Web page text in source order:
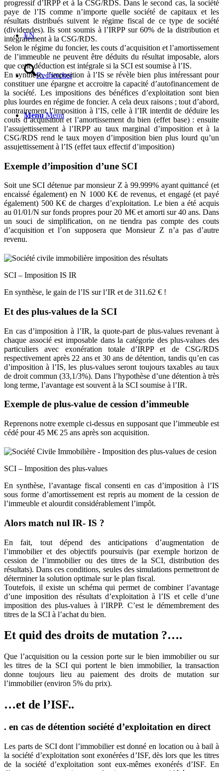
EN
Rechercher
Menu Menu
progressif d’IRPP et à la CSG/RDS. Dans le second cas, la société
paye de l’IS comme n’importe quelle société de capitaux et les
résultats distribués suivent le régime fiscal de ce type de société
(dividendes). Ils sont soumis à l’IRPP sur 60% de la distribution et
intégralement à la CSG/RDS.
Selon le régime du foncier, les couts d’acquisition et l’amortissement
de l’immeuble ne peuvent être déduits du résultat imposable, alors
que cette déduction est intégrale si la SCI est soumise à l’IS.
En synthèse, l’imposition à l’IS se révèle bien plus intéressant pour
constituer une épargne et accroitre la capacité d’autofinancement de
la société. Les impositions des bénéfices d’exploitation sont bien
plus lourdes en régime de foncier. A cela deux raisons ; tout d’abord,
contrairement l’imposition à l’IS, celle à l’IR interdit de déduire les
couts d’acquisition et l’amortissement du bien (effet base) : ensuite
l’assujettissement à l’IRPP au taux marginal d’imposition et à la
CSG/RDS rend le taux moyen d’imposition bien plus lourd qu’un
assujettissement à l’IS (effet taux effectif d’imposition)
Exemple d’imposition d’une SCI
Soit une SCI détenue par monsieur Z à 99.999% ayant quittancé (et
encaissé également) en N 1000 K€ de revenus, et engagé (et payé
également) 500 K€ de charges d’exploitation. Le bien a été acquis
au 01/01/N sur fonds propres pour 20 M€ et amorti sur 40 ans. Dans
un souci de simplification, on ne tiendra pas compte des couts
d’acquisition et l’on supposera que Monsieur Z n’a pas d’autre
revenu.
SCI – Imposition IS IR
En synthèse, le gain de l’IS sur l’IR et de 311.62 € !
Et des plus-values de la SCI
En cas d’imposition à l’IR, la quote-part de plus-values revenant à
chaque associé est imposable dans la catégorie des plus-values des
particuliers avec exonération totale d’IRPP et de CSG/RDS
respectivement après 22 ans et 30 ans de détention, tandis qu’en cas
d’imposition à l’IS, les plus-values seront toujours taxables au taux
de droit commun (33,1/3%). Dans l’hypothèse d’une détention à très
long terme, l’avantage est souvent à la SCI soumise à l’IR.
Exemple de plus-value de cession d’immeuble
Reprenons notre exemple ci-dessus en supposant que l’immeuble est
cédé pour 45 M€ 25 ans après son acquisition.
SCI – Imposition des plus-values
En synthèse, l’avantage fiscal consenti en cas d’imposition à l’IS
sous forme d’amortissement est repris au moment de la cession de
l’immeuble et alourdit considérablement l’impôt.
Alors match nul IR- IS ?
En fait, tout dépend des anticipations d’augmentation de
l’immobilier et des objectifs poursuivis (par exemple horizon de
cession de l’immobilier ou des titres de la SCI, distribution des
résultats). Dans ces conditions, seules des simulations permettront de
déterminer la solution optimale sur le plan fiscal.
Toutefois, il existe un schéma qui permet de combiner l’avantage
d’une imposition des résultats d’exploitation à l’IS et celle d’une
imposition des plus-values à l’IRPP. C’est le démembrement des
titres de la SCI à l’achat du bien.
Et quid des droits de mutation ?….
Que l’acquisition ou la cession porte sur le bien immobilier ou sur
les titres de la SCI qui portent le bien immobilier, la transaction
donne toujours lieu au paiement des droits de mutation sur
l’immobilier (environ 5% du prix).
…et de l’ISF..
. en cas de détention société d’exploitation en direct
Les parts de SCI dont l’immobilier est donné en location ou à bail à
la société d’exploitation sont exonérées d’ISF, dès lors que les titres
de la société d’exploitation sont eux-mêmes exonérés d’ISF. En